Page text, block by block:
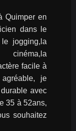
Quimper en
dans le
jogging,la
facile à
je
avec
35 à 52ans,
souhaitez